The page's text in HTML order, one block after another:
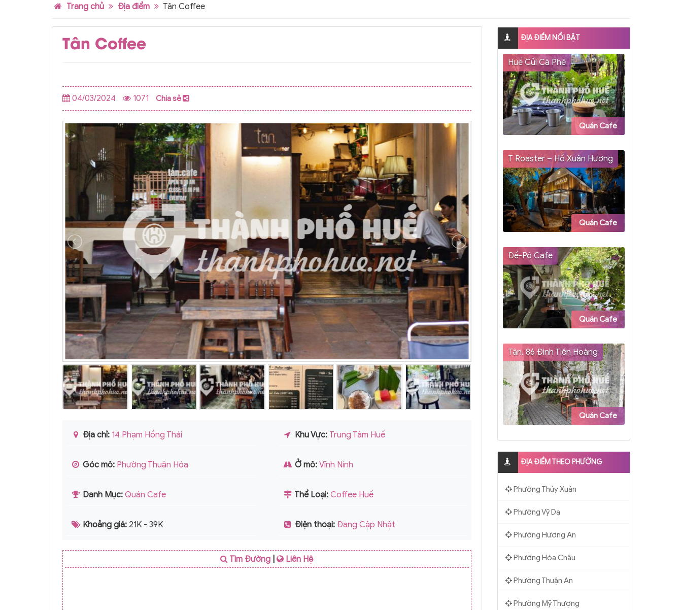
Trang chủ Địa điểm Tân Coffee
Tân Coffee
04/03/2024 1071 Chia sẻ
Địa chỉ: 14 Phạm Hồng Thái Khu Vực: Trung Tâm Huế
Góc mô: Phường Thuận Hóa Ở mô: Vĩnh Ninh
Danh Mục: Quán Cafe Thể Loại: Coffee Huế
Khoảng giá: 21K - 39K Điện thoại: Đang Cập Nhật
Tìm Đường | Liên Hệ
ĐỊA ĐIỂM NỔI BẬT
Huế Củi Cà Phê
Quán Cafe
T Roaster – Hồ Xuân Hương
Quán Cafe
Đề-Pô Cafe
Quán Cafe
Tân. 86 Đinh Tiên Hoàng
Quán Cafe
ĐỊA ĐIỂM THEO PHƯỜNG
Phường Thủy Xuân
Phường Vỹ Dạ
Phường Hương An
Phường Hóa Châu
Phường Thuận An
Phường Mỹ Thượng